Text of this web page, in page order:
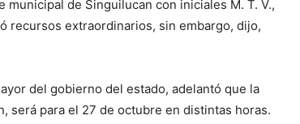
de Singuilucan con iniciales M. T. V.,
recursos extraordinarios, sin embargo, dijo,
del gobierno del estado, adelantó que la
será para el 27 de octubre en distintas horas.